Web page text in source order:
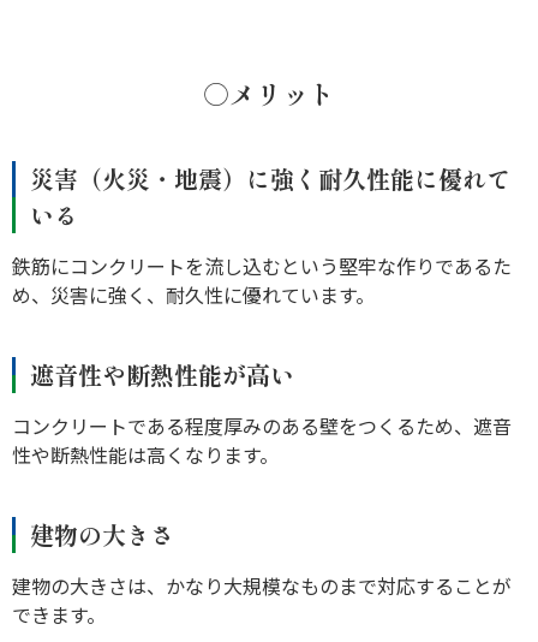
○メリット
災害（火災・地震）に強く耐久性能に優れて
いる
鉄筋にコンクリートを流し込むという堅牢な作りであるた
め、災害に強く、耐久性に優れています。
遮音性や断熱性能が高い
コンクリートである程度厚みのある壁をつくるため、遮音
性や断熱性能は高くなります。
建物の大きさ
建物の大きさは、かなり大規模なものまで対応することが
できます。